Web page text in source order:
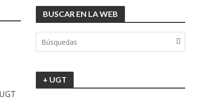
BUSCAR EN LA WEB
+ UGT